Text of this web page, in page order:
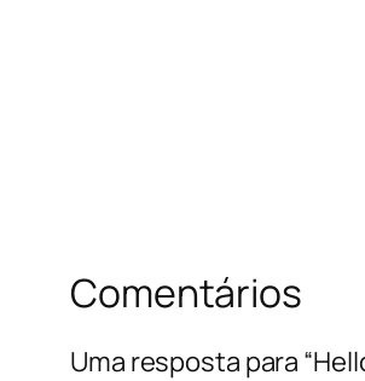
Comentários
Uma resposta para